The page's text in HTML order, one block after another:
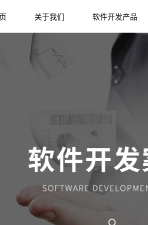
关于我们 软件开发产品